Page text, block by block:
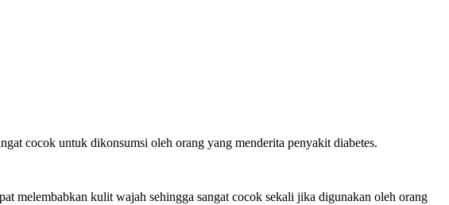
cocok untuk dikonsumsi oleh orang yang menderita penyakit diabetes.
melembabkan kulit wajah sehingga sangat cocok sekali jika digunakan oleh orang